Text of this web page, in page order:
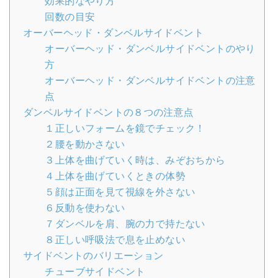
回数の目安
オーバーヘッド・ダンベルサイドベント
オーバーヘッド・ダンベルサイドベントのやり
方
オーバーヘッド・ダンベルサイドベントの注意
点
ダンベルサイドベントの８つの注意点
１正しいフォームを鏡でチェック！
２腰を動かさない
３上体を曲げていく時は、みぞおちから
４上体を曲げていくときの体勢
５顔は正面を見て視線を外さない
６反動を使わない
７ダンベルを肩、腕の力で持たない
８正しい呼吸法で息を止めない
サイドベントのバリエーション
チューブサイドベント